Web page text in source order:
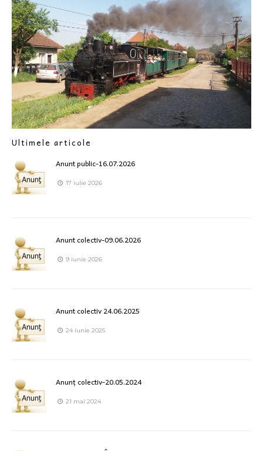
Ultimele articole
Anunt public-16.07.2026
17 iulie 2026
Anunt colectiv-09.06.2026
9 iunie 2026
Anunt colectiv 24.06.2025
24 iunie 2025
Anunț colectiv-20.05.2024
21 mai 2024